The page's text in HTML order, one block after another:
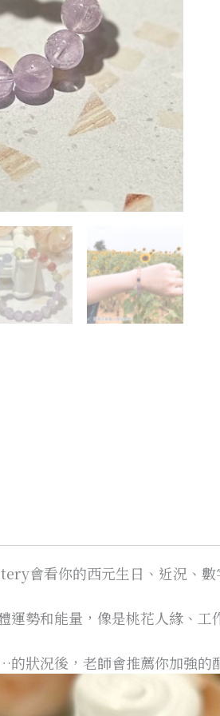
會看你的西元生日、近況、
運勢和能量，像是桃花人緣、
狀況後，老師會推薦你加強的